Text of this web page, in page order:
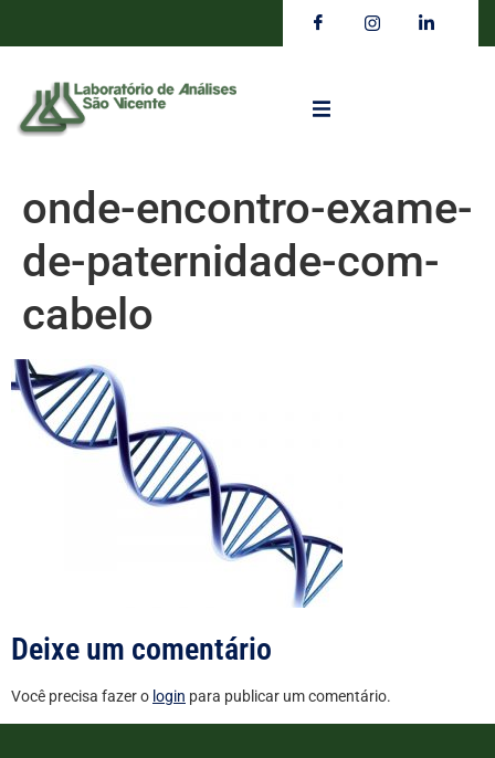
onde-encontro-exame-
de-paternidade-com-
cabelo
Deixe um comentário
Você precisa fazer o login para publicar um comentário.